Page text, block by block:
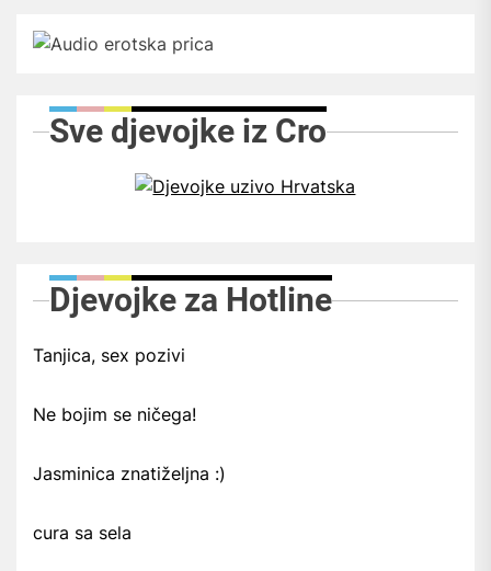
Sve djevojke iz Cro
Djevojke za Hotline
Tanjica, sex pozivi
Ne bojim se ničega!
Jasminica znatiželjna :)
cura sa sela